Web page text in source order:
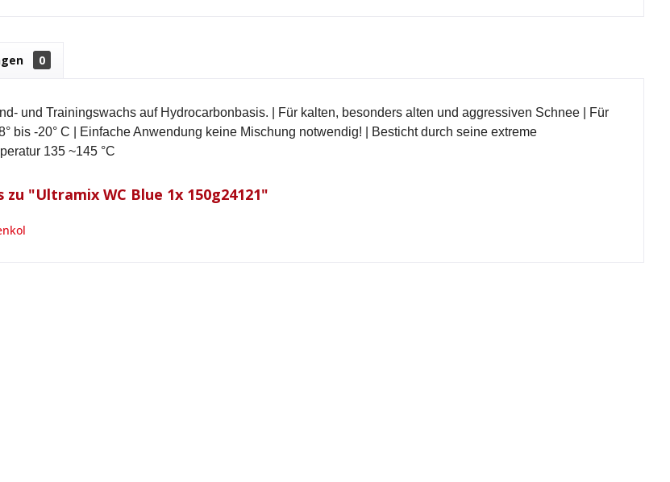
0
und Trainingswachs auf Hydrocarbonbasis. | Für kalten, besonders alten und aggressiven Schnee | Für
bis -20° C | Einfache Anwendung keine Mischung notwendig! | Besticht durch seine extreme
135 ~145 °C
"Ultramix WC Blue 1x 150g24121"